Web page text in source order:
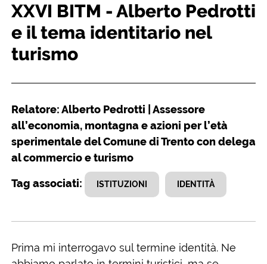
XXVI BITM - Alberto Pedrotti
e il tema identitario nel
turismo
Relatore: Alberto Pedrotti | Assessore
all’economia, montagna e azioni per l’età
sperimentale del Comune di Trento con delega
al commercio e turismo
Tag associati: ISTITUZIONI IDENTITÀ
Prima mi interrogavo sul termine identità. Ne